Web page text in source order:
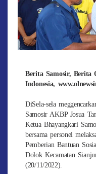
Berita Samosir, Berita
Indonesia,
DiSela-sela
Samosir AKBP Josua
Ketua Bhayangkari
bersama personel
Pemberian Bantuan
Dolok Kecamatan
(20/11/2022).